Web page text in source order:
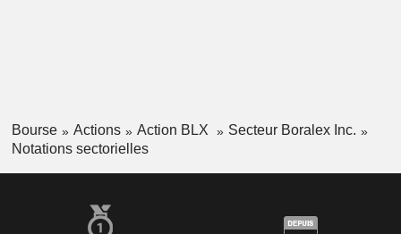
Bourse Actions Action BLX
Secteur Boralex Inc.
Notations sectorielles